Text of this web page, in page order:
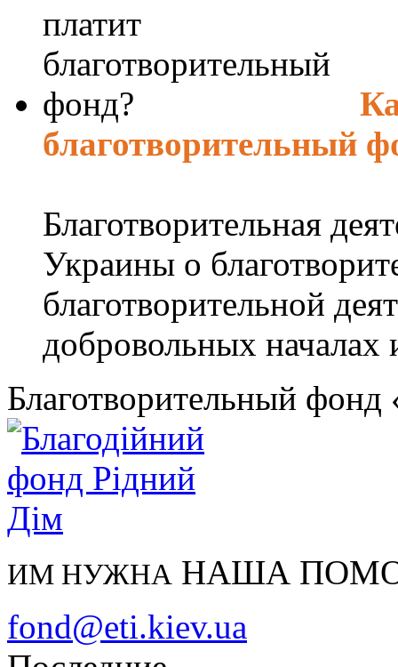
благотворительный
Благотворительная
Украины о
благотворительной
добровольных началах
Благотворительный
ИМ НУЖНА НАША
fond@eti.kiev.ua